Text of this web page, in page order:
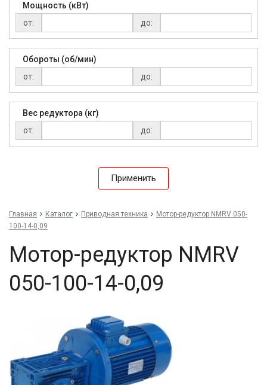
Мощность (кВт)
от:
до:
Обороты (об/мин)
от:
до:
Вес редуктора (кг)
от:
до:
Применить
Главная Каталог Приводная техника
Мо­тор-ре­дук­тор NMRV 050-
100-14-0,09
Мо­тор-ре­дук­тор NMRV
050-100-14-0,09